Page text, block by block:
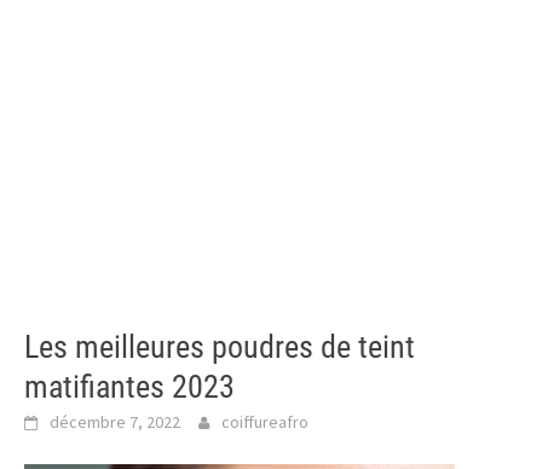
Les meilleures poudres de teint
matifiantes 2023
décembre 7, 2022 coiffureafro